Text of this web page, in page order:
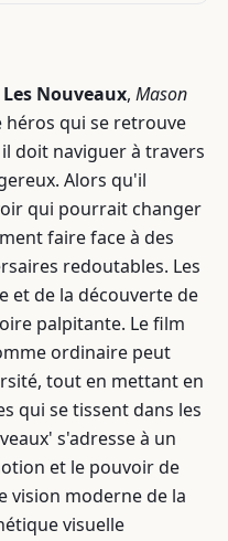
Les Nouveaux, Mason
héros qui se retrouve
doit naviguer à travers
Alors qu'il
qui pourrait changer
faire face à des
redoutables. Les
et de la découverte de
palpitante. Le film
ordinaire peut
tout en mettant en
qui se tissent dans les
s'adresse à un
et le pouvoir de
vision moderne de la
visuelle